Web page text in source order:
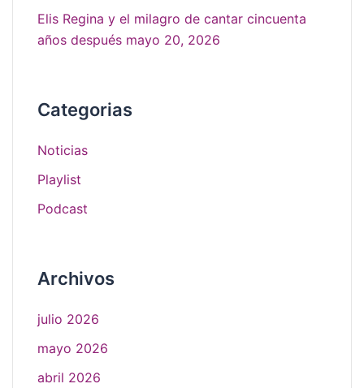
Elis Regina y el milagro de cantar cincuenta
años después mayo 20, 2026
Categorias
Noticias
Playlist
Podcast
Archivos
julio 2026
mayo 2026
abril 2026